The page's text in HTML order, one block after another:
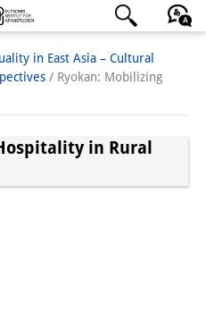
ム
語 English Deutsch
in East Asia – Cultural
/ Ryokan: Mobilizing
in Rural